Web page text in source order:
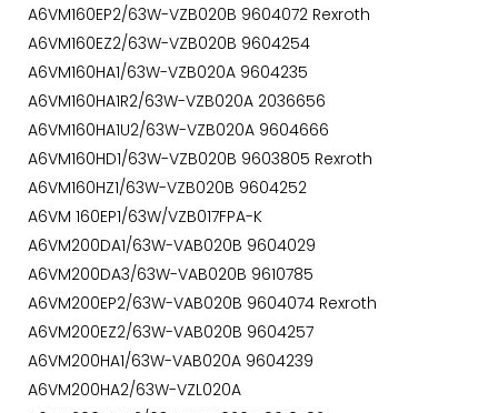
A6VM160EP2/63W-VZB020B 9604072 Rexroth
A6VM160EZ2/63W-VZB020B 9604254
A6VM160HA1/63W-VZB020A 9604235
A6VM160HA1R2/63W-VZB020A 2036656
A6VM160HA1U2/63W-VZB020A 9604666
A6VM160HD1/63W-VZB020B 9603805 Rexroth
A6VM160HZ1/63W-VZB020B 9604252
A6VM 160EP1/63W/VZB017FPA-K
A6VM200DA1/63W-VAB020B 9604029
A6VM200DA3/63W-VAB020B 9610785
A6VM200EP2/63W-VAB020B 9604074 Rexroth
A6VM200EZ2/63W-VAB020B 9604257
A6VM200HA1/63W-VAB020A 9604239
A6VM200HA2/63W-VZL020A